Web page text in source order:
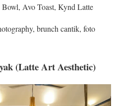
Avo Toast, Kynd Latte
brunch cantik, foto
(Latte Art Aesthetic)